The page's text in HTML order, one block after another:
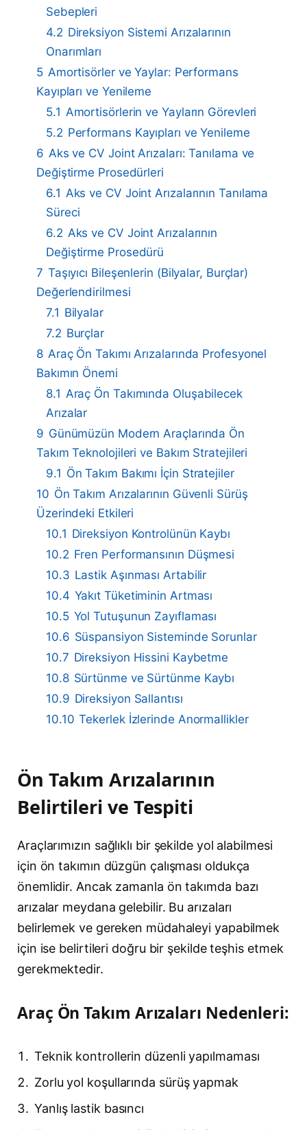
Sebepleri
4.2 Direksiyon Sistemi Arızalarının
Onarımları
5 Amortisörler ve Yaylar: Performans
Kayıpları ve Yenileme
5.1 Amortisörlerin ve Yayların Görevleri
5.2 Performans Kayıpları ve Yenileme
6 Aks ve CV Joint Arızaları: Tanılama ve
Değiştirme Prosedürleri
6.1 Aks ve CV Joint Arızalarının Tanılama
Süreci
6.2 Aks ve CV Joint Arızalarının
Değiştirme Prosedürü
7 Taşıyıcı Bileşenlerin (Bilyalar, Burçlar)
Değerlendirilmesi
7.1 Bilyalar
7.2 Burçlar
8 Araç Ön Takımı Arızalarında Profesyonel
Bakımın Önemi
8.1 Araç Ön Takımında Oluşabilecek
Arızalar
9 Günümüzün Modern Araçlarında Ön
Takım Teknolojileri ve Bakım Stratejileri
9.1 Ön Takım Bakımı İçin Stratejiler
10 Ön Takım Arızalarının Güvenli Sürüş
Üzerindeki Etkileri
10.1 Direksiyon Kontrolünün Kaybı
10.2 Fren Performansının Düşmesi
10.3 Lastik Aşınması Artabilir
10.4 Yakıt Tüketiminin Artması
10.5 Yol Tutuşunun Zayıflaması
10.6 Süspansiyon Sisteminde Sorunlar
10.7 Direksiyon Hissini Kaybetme
10.8 Sürtünme ve Sürtünme Kaybı
10.9 Direksiyon Sallantısı
10.10 Tekerlek İzlerinde Anormallikler
Ön Takım Arızalarının
Belirtileri ve Tespiti
Araçlarımızın sağlıklı bir şekilde yol alabilmesi
için ön takımın düzgün çalışması oldukça
önemlidir. Ancak zamanla ön takımda bazı
arızalar meydana gelebilir. Bu arızaları
belirlemek ve gereken müdahaleyi yapabilmek
için ise belirtileri doğru bir şekilde teşhis etmek
gerekmektedir.
Araç Ön Takım Arızaları Nedenleri:
Teknik kontrollerin düzenli yapılmaması
Zorlu yol koşullarında sürüş yapmak
Yanlış lastik basıncı